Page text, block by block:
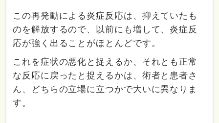
この再発動による炎症反応は、抑えていたも
のを解放するので、以前にも増して、炎症反
応が強く出ることがほとんどです。
これを症状の悪化と捉えるか、それとも正常
な反応に戻ったと捉えるかは、術者と患者さ
ん、どちらの立場に立つかで大いに異なりま
す。